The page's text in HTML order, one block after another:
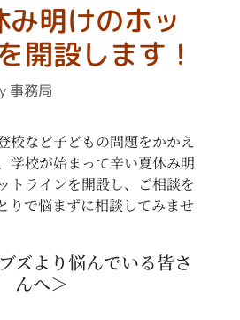
明けのホッ
開設します！
事務局
校など子どもの問題をかかえ
学校が始まって辛い夏休み明
トラインを開設し、ご相談を
りで悩まずに相談してみませ
ズより悩んでいる皆さ
んへ＞